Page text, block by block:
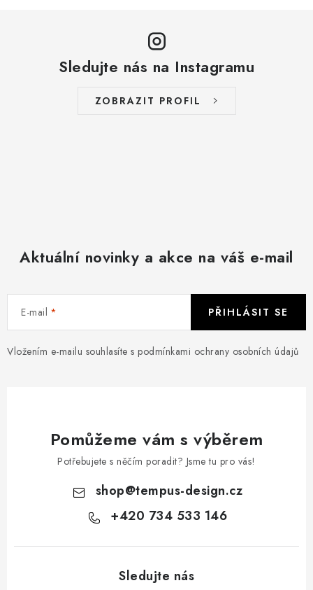
Sledujte nás na Instagramu
ZOBRAZIT PROFIL
Aktuální novinky a akce na váš e-mail
E-mail
Vložením e-mailu souhlasíte s podmínkami ochrany osobních údajů
PŘIHLÁSIT SE
Pomůžeme vám s výběrem
Potřebujete s něčím poradit? Jsme tu pro vás!
shop@tempus-design.cz
+420 734 533 146